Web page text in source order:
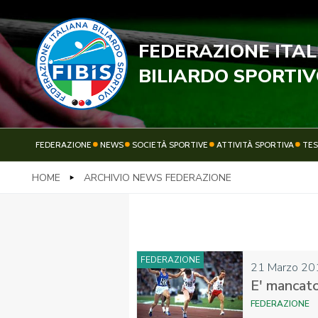
FEDERAZIONE NEWS
FEDERAZIONE
BILIARDO
FEDERAZIONE NEWS SOCIETÀ SPORTIVE ATTIVITÀ SPORTIVA
HOME ARCHIVIO NEWS FEDERAZIONE
21 Marzo
FEDERAZIONE
E'
FEDERAZIONE